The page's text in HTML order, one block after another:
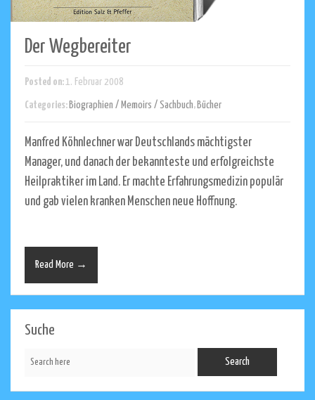
Der Wegbereiter
Posted on: 1. Februar 2008
Categories: Biographien / Memoirs / Sachbuch, Bücher
Manfred Köhnlechner war Deutschlands mächtigster
Manager, und danach der bekannteste und erfolgreichste
Heilpraktiker im Land. Er machte Erfahrungsmedizin populär
und gab vielen kranken Menschen neue Hoffnung.
Read More →
Suche